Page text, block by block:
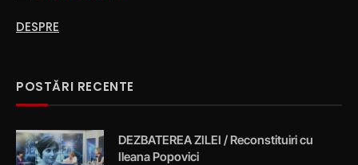
DESPRE
POSTĂRI RECENTE
DEZBATEREA ZILEI / Reconstituiri cu
Ileana Popovici